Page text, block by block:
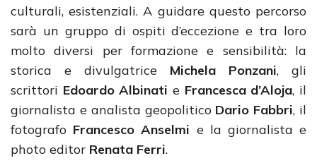
culturali, esistenziali. A guidare questo percorso
sarà un gruppo di ospiti d’eccezione e tra loro
molto diversi per formazione e sensibilità: la
storica e divulgatrice Michela Ponzani, gli
scrittori Edoardo Albinati e Francesca d’Aloja, il
giornalista e analista geopolitico Dario Fabbri, il
fotografo Francesco Anselmi e la giornalista e
photo editor Renata Ferri.